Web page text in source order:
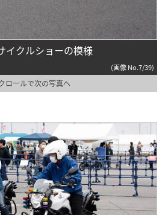
イクルショーの模様
(画像 No.7/39)
ロールで次の写真へ